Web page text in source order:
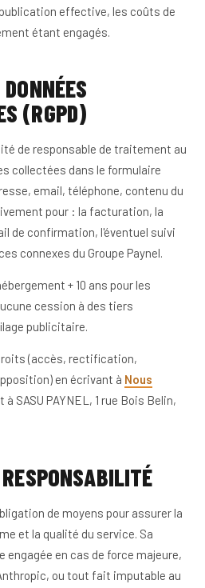
effective, les coûts de
étant engagés.
(RGPD)
de responsable de traitement au
collectées dans le formulaire
email, téléphone, contenu du
pour : la facturation, la
de confirmation, l'éventuel suivi
connexes du Groupe Paynel.
+ 10 ans pour les
cession à des tiers
publicitaire.
(accès, rectification,
en écrivant à Nous
SASU PAYNEL, 1 rue Bois Belin,
de moyens pour assurer la
et la qualité du service. Sa
en cas de force majeure,
ou tout fait imputable au